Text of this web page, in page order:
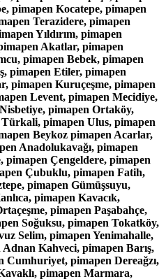
pimapen Kocatepe, pimapen
Terazidere, pimapen
Yıldırım, pimapen
Akatlar, pimapen
pimapen Bebek, pimapen
pimapen Etiler, pimapen
pimapen Kuruçeşme, pimapen
Levent, pimapen Mecidiye,
pimapen Ortaköy,
pimapen Ulus, pimapen
Beykoz pimapen Acarlar,
Anadolukavağı, pimapen
pimapen Çengeldere, pimapen
Çubuklu, pimapen Fatih,
pimapen Gümüşsuyu,
pimapen Kavacık,
pimapen Paşabahçe,
Soğuksu, pimapen Tokatköy,
Selim, pimapen Yenimahalle,
Kahveci, pimapen Barış,
Cumhuriyet, pimapen Dereağzı,
pimapen Marmara,